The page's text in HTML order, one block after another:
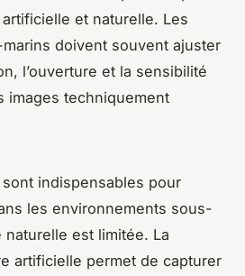
et naturelle. Les
doivent souvent ajuster
l’ouverture et la sensibilité
images techniquement
indispensables pour
les environnements sous-
naturelle est limitée. La
artificielle permet de capturer